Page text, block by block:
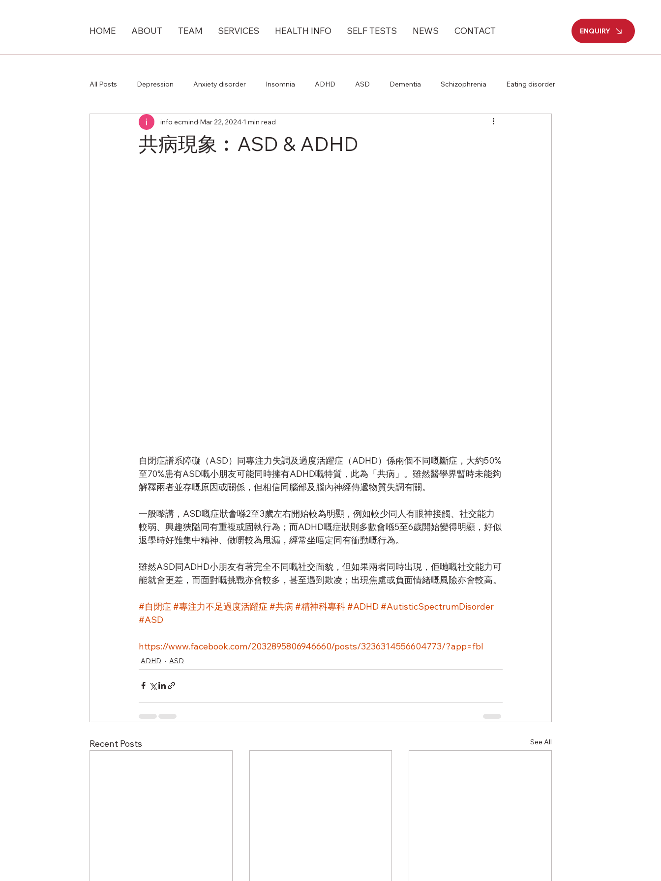
HOME ABOUT TEAM SERVICES HEALTH INFO SELF TESTS NEWS CONTACT ENQUIRY
All Posts Depression Anxiety disorder Insomnia ADHD ASD Dementia Schizophrenia Eating disorder
Mental wellbeing Other
共病現象︰ASD & ADHD
info ecmind Mar 22, 2024 1 min read
自閉症譜系障礙（ASD）同專注力失調及過度活躍症（ADHD）係兩個不同嘅斷症，大約50%
至70%患有ASD嘅小朋友可能同時擁有ADHD嘅特質，此為「共病」。雖然醫學界暫時未能夠
解釋兩者並存嘅原因或關係，但相信同腦部及腦內神經傳遞物質失調有關。
一般嚟講，ASD嘅症狀會喺2至3歲左右開始較為明顯，例如較少同人有眼神接觸、社交能力
較弱、興趣狹隘同有重複或固執行為；而ADHD嘅症狀則多數會喺5至6歲開始變得明顯，好似
返學時好難集中精神、做嘢較為甩漏，經常坐唔定同有衝動嘅行為。
雖然ASD同ADHD小朋友有著完全不同嘅社交面貌，但如果兩者同時出現，佢哋嘅社交能力可
能就會更差，而面對嘅挑戰亦會較多，甚至遇到欺凌；出現焦慮或負面情緒嘅風險亦會較高。
#自閉症 #專注力不足過度活躍症 #共病 #精神科專科 #ADHD #AutisticSpectrumDisorder
#ASD
https://www.facebook.com/2032895806946660/posts/3236314556604773/?app=fbl
ADHD ASD
Recent Posts See All